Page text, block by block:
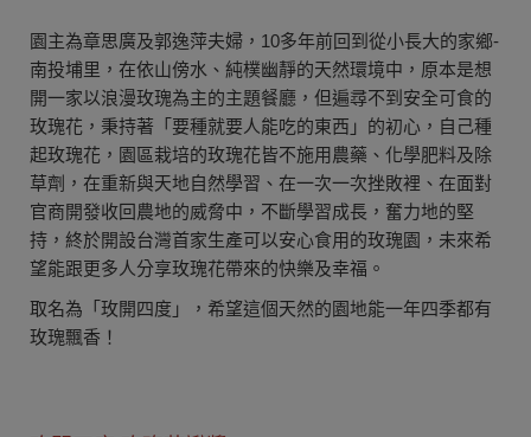
園主為章思廣及郭逸萍夫婦，10多年前回到從小長大的家鄉-
南投埔里，在依山傍水、純樸幽靜的天然環境中，原本是想
開一家以浪漫玫瑰為主的主題餐廳，但遍尋不到安全可食的
玫瑰花，秉持著「要種就要人能吃的東西」的初心，自己種
起玫瑰花，園區栽培的玫瑰花皆不施用農藥、化學肥料及除
草劑，在重新與天地自然學習、在一次一次挫敗裡、在面對
官商開發收回農地的威脅中，不斷學習成長，奮力地的堅
持，終於開設台灣首家生產可以安心食用的玫瑰園，未來希
望能跟更多人分享玫瑰花帶來的快樂及幸福。
取名為「玫開四度」，希望這個天然的園地能一年四季都有
玫瑰飄香！